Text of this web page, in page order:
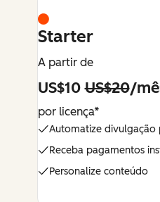
Starter
A partir de
US$10US$20/
por licença*
Automatize divulgação
Receba pagamentos
Personalize conteúdo